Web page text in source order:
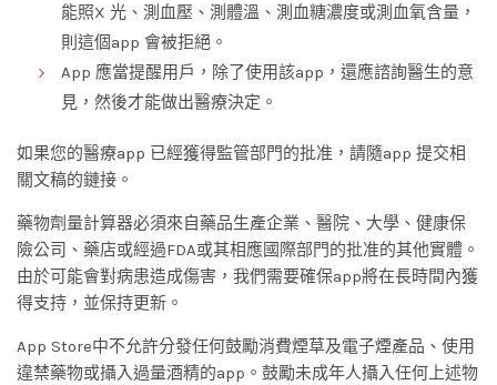
能照X 光、測血壓、測體溫、測血糖濃度或測血氧含量，
則這個app 會被拒絕。
App 應當提醒用戶，除了使用該app，還應諮詢醫生的意
見，然後才能做出醫療決定。
如果您的醫療app 已經獲得監管部門的批准，請隨app 提交相
關文稿的鏈接。
藥物劑量計算器必須來自藥品生產企業、醫院、大學、健康保
險公司、藥店或經過FDA或其相應國際部門的批准的其他實體。
由於可能會對病患造成傷害，我們需要確保app將在長時間內獲
得支持，並保持更新。
App Store中不允許分發任何鼓勵消費煙草及電子煙產品、使用
違禁藥物或攝入過量酒精的app。鼓勵未成年人攝入任何上述物